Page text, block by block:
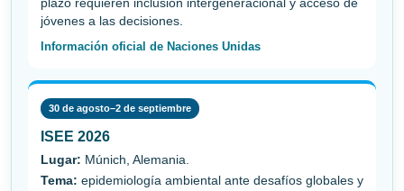
plazo requieren inclusión intergeneracional y acceso de
jóvenes a las decisiones.
Información oficial de Naciones Unidas
30 de agosto–2 de septiembre
ISEE 2026
Lugar: Múnich, Alemania.
Tema: epidemiología ambiental ante desafíos globales y